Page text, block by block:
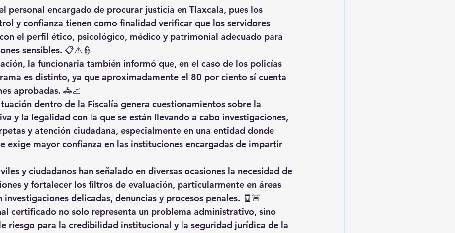
personal encargado de procurar justicia en Tlaxcala, pues los
y confianza tienen como finalidad verificar que los servidores
el perfil ético, psicológico, médico y patrimonial adecuado para
sensibles. 📋⚠️👮
la funcionaria también informó que, en el caso de los policías
es distinto, ya que aproximadamente el 80 por ciento sí cuenta
aprobadas. 🚓📈
dentro de la Fiscalía genera cuestionamientos sobre la
y la legalidad con la que se están llevando a cabo investigaciones,
y atención ciudadana, especialmente en una entidad donde
exige mayor confianza en las instituciones encargadas de impartir
y ciudadanos han señalado en diversas ocasiones la necesidad de
y fortalecer los filtros de evaluación, particularmente en áreas
investigaciones delicadas, denuncias y procesos penales. 🧾🚨
certificado no solo representa un problema administrativo, sino
riesgo para la credibilidad institucional y la seguridad jurídica de la